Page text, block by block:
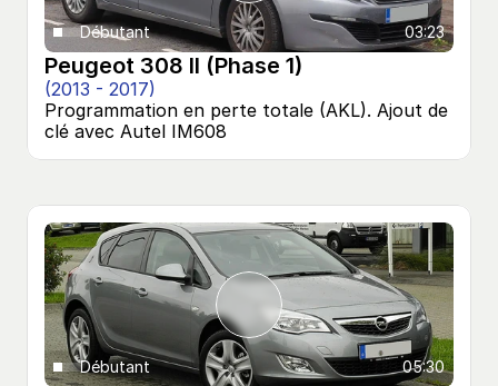
03:23
Débutant
Peugeot 308 II (Phase 1)
(2013 - 2017)
Programmation en perte totale (AKL). Ajout de
clé avec Autel IM608
05:30
Débutant